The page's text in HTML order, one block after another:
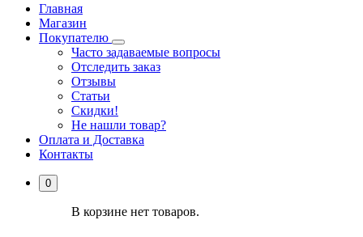
Главная
Магазин
Покупателю
Часто задаваемые вопросы
Отследить заказ
Отзывы
Статьи
Скидки!
Не нашли товар?
Оплата и Доставка
Контакты
0
В корзине нет товаров.